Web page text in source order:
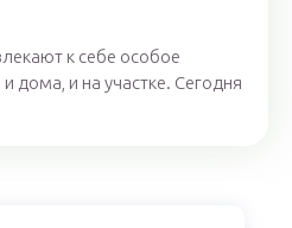
к себе особое
дома, и на участке. Сегодня